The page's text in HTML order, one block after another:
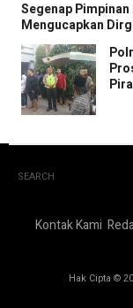
Segenap
Mengucapkan
SEARCH
Kontak Kami
Hak Cipta ©